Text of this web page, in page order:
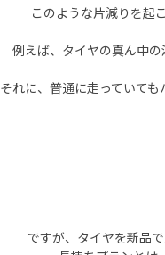
このような片減りを起
例えば、タイヤの真ん中
それに、普通に走っていて
ですが、タイヤを新品